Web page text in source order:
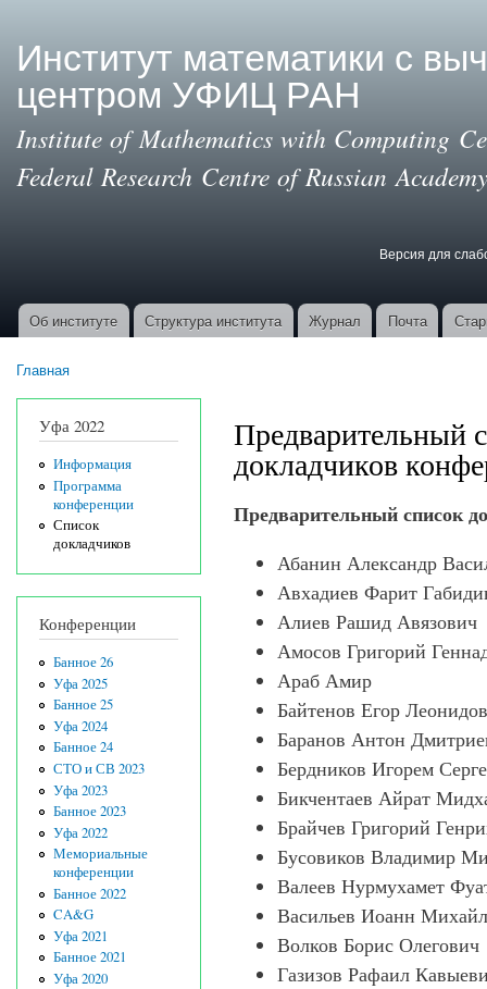
Институт математики с
центром УФИЦ РАН
Institute of Mathematics with Computing
Federal Research Centre of Russian
Версия для
Основные ссылки
Об институте Структура института Журнал Почта
Главная
Уфа 2022
Информация
Программа
конференции
Список
докладчиков
Конференции
Банное 26
Уфа 2025
Банное 25
Уфа 2024
Банное 24
СТО и СВ 2023
Уфа 2023
Банное 2023
Уфа 2022
Мемориальные
конференции
Банное 2022
CA&G
Уфа 2021
Банное 2021
Уфа 2020
Предварительный
докладчиков
Предварительный список
Абанин Александр
Авхадиев Фарит
Алиев Рашид Авязович
Амосов Григорий
Араб Амир
Байтенов Егор
Баранов Антон
Бердников Игорем
Бикчентаев Айрат
Брайчев Григорий
Бусовиков Владимир
Валеев Нурмухамет
Васильев Иоанн
Волков Борис Олегович
Газизов Рафаил